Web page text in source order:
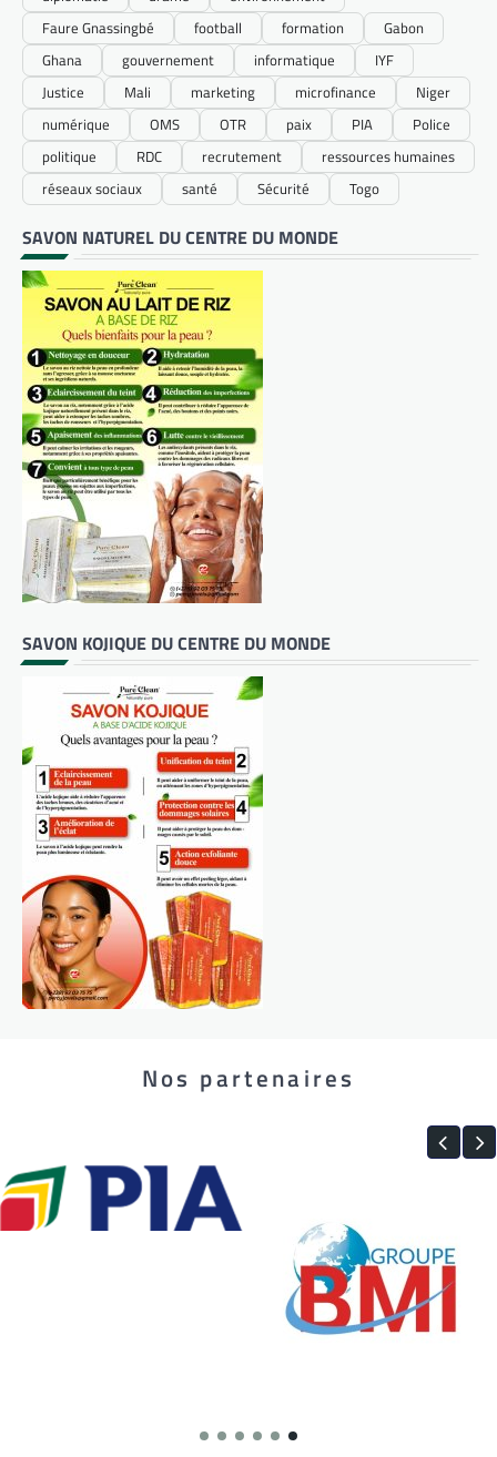
Faure Gnassingbé
football formation
Gabon
Ghana
gouvernement informatique
IYF
Justice
Mali marketing microfinance
Niger
numérique
OMS OTR paix PIA
Police
politique
RDC recrutement
ressources humaines
réseaux sociaux
santé Sécurité Togo
SAVON NATUREL DU CENTRE DU MONDE
SAVON KOJIQUE DU CENTRE DU MONDE
Nos partenaires